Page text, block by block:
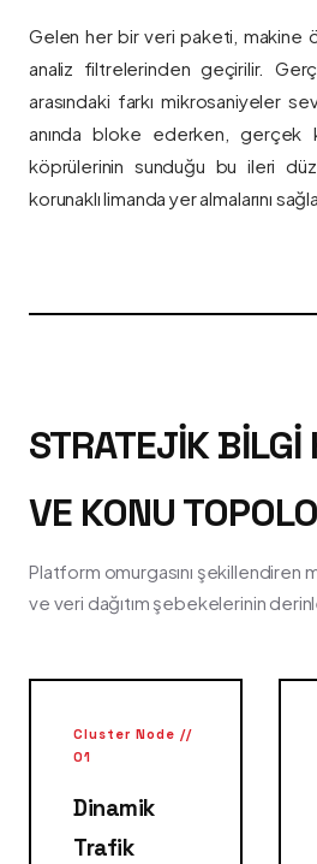
Gelen her bir veri paketi, makine
analiz filtrelerinden geçirilir.
arasındaki farkı mikrosaniyeler
anında bloke ederken, gerçek
köprülerinin sunduğu bu ileri
korunaklı limanda yer almalarını
STRATEJIK BILGI
VE KONU
Platform omurgasını şekillendiren
ve veri dağıtım şebekelerinin
Cluster Node //
01
Dinamik
Trafik